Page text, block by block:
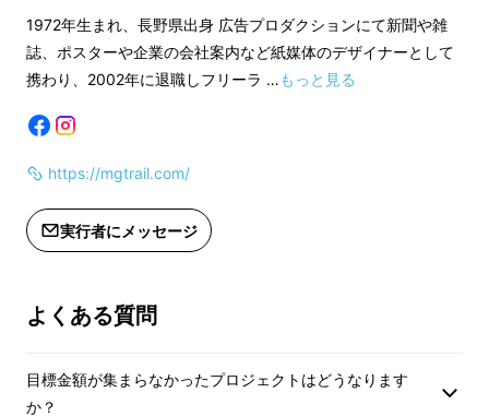
バテてしまい、その後の行動に支障が出ます。
ひとつの急登を登った時。長い階段を登り終え
たいと思うことがよくあります。そんなとき、
リュックを降ろしてペットボトルや水筒を取り
しかし、このポケットペットボトルホルダーを
どっこいしょとリュックを降ろすひと手間から
製造工程上の都合等により出荷時期が
遅れる場合があります。
遅れる場合があり
1972年生まれ、長野県出身 広告プロダクションにて新聞や雑
誌、ポスターや企業の会社案内など紙媒体のデザイナーとして
携わり、2002年に退職しフリーラ …もっと見る
https://mgtrail.com/
実行者にメッセージ
よくある質問
目標金額が集まらなかったプロジェクトはどうなります
か？